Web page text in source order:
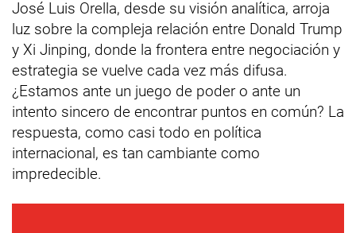
José Luis Orella, desde su visión analítica, arroja
luz sobre la compleja relación entre Donald Trump
y Xi Jinping, donde la frontera entre negociación y
estrategia se vuelve cada vez más difusa.
¿Estamos ante un juego de poder o ante un
intento sincero de encontrar puntos en común? La
respuesta, como casi todo en política
internacional, es tan cambiante como
impredecible.